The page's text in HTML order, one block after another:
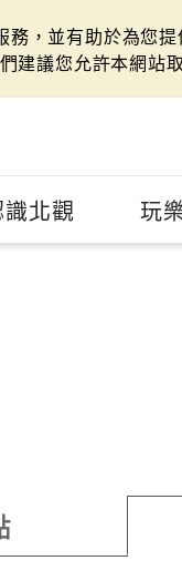
，並有助於為您
建議您允許本網站
識北觀 玩